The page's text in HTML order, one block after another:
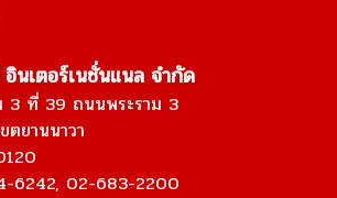
นเตอร์เนชั่นแนล จำกัด
3 ที่ 39 ถนนพระราม 3
ตยานนาวา
02-683-2200